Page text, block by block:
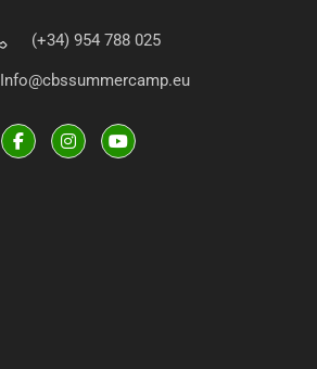
(+34) 954 788 025
Info@cbssummercamp.eu